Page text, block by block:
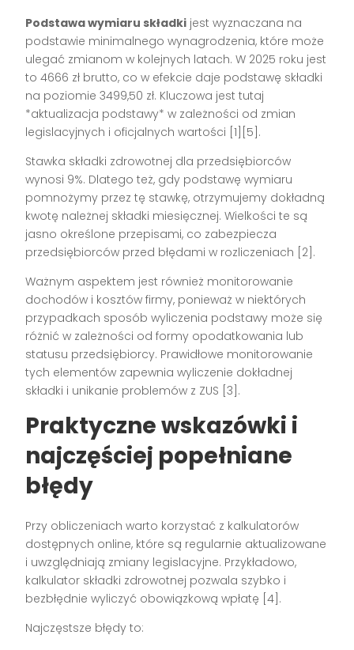
Podstawa wymiaru składki jest wyznaczana na
podstawie minimalnego wynagrodzenia, które może
ulegać zmianom w kolejnych latach. W 2025 roku jest
to 4666 zł brutto, co w efekcie daje podstawę składki
na poziomie 3499,50 zł. Kluczowa jest tutaj
*aktualizacja podstawy* w zależności od zmian
legislacyjnych i oficjalnych wartości [1][5].
Stawka składki zdrowotnej dla przedsiębiorców
wynosi 9%. Dlatego też, gdy podstawę wymiaru
pomnożymy przez tę stawkę, otrzymujemy dokładną
kwotę należnej składki miesięcznej. Wielkości te są
jasno określone przepisami, co zabezpiecza
przedsiębiorców przed błędami w rozliczeniach [2].
Ważnym aspektem jest również monitorowanie
dochodów i kosztów firmy, ponieważ w niektórych
przypadkach sposób wyliczenia podstawy może się
różnić w zależności od formy opodatkowania lub
statusu przedsiębiorcy. Prawidłowe monitorowanie
tych elementów zapewnia wyliczenie dokładnej
składki i unikanie problemów z ZUS [3].
Praktyczne wskazówki i
najczęściej popełniane
błędy
Przy obliczeniach warto korzystać z kalkulatorów
dostępnych online, które są regularnie aktualizowane
i uwzględniają zmiany legislacyjne. Przykładowo,
kalkulator składki zdrowotnej pozwala szybko i
bezbłędnie wyliczyć obowiązkową wpłatę [4].
Najczęstsze błędy to: